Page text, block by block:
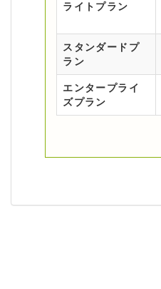
ライトプラン
スタンダードプ
ラン
エンタープライ
ズプラン